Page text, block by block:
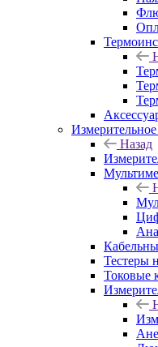
Измерительное
Назад
Тестеры
Токовые